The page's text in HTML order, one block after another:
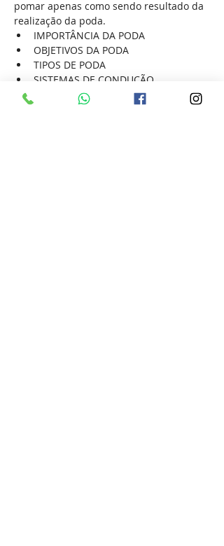
pomar apenas como sendo resultado da
realização da poda.
IMPORTÂNCIA DA PODA
OBJETIVOS DA PODA
TIPOS DE PODA
SISTEMAS DE CONDUÇÃO
ETAPAS DA PODA VERDE